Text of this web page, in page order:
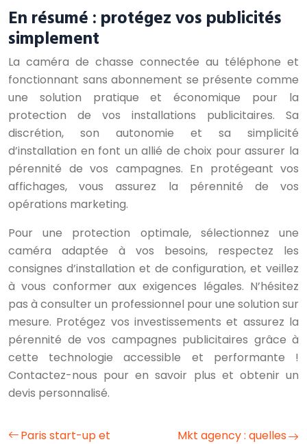
En résumé : protégez vos publicités
simplement
La caméra de chasse connectée au téléphone et
fonctionnant sans abonnement se présente comme
une solution pratique et économique pour la
protection de vos installations publicitaires. Sa
discrétion, son autonomie et sa simplicité
d’installation en font un allié de choix pour assurer la
pérennité de vos campagnes. En protégeant vos
affichages, vous assurez la pérennité de vos
opérations marketing.
Pour une protection optimale, sélectionnez une
caméra adaptée à vos besoins, respectez les
consignes d’installation et de configuration, et veillez
à vous conformer aux exigences légales. N’hésitez
pas à consulter un professionnel pour une solution sur
mesure. Protégez vos investissements et assurez la
pérennité de vos campagnes publicitaires grâce à
cette technologie accessible et performante !
Contactez-nous pour en savoir plus et obtenir un
devis personnalisé.
Paris start-up et
Mkt agency : quelles